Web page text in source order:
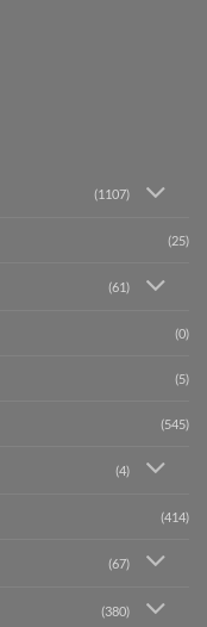
(1107)
(25)
(61)
(0)
(5)
(545)
(4)
(414)
(67)
(380)